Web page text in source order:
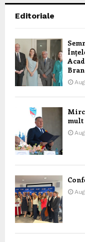
Editoriale
mult